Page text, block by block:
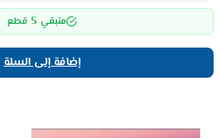
متبقي 5 قطع
إضافة إلى السلة